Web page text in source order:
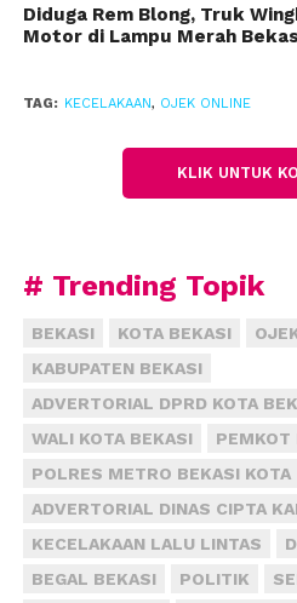
Usai melakukan olah tempat
langsung mengamankan
lebih lanjut oleh penyidik
(fiz)
Diduga Rem Blong, Truk
Motor di Lampu Merah
TAG: KECELAKAAN, OJEK ONLINE
KLIK UNTUK
# Trending Topik
BEKASI KOTA BEKASI
KABUPATEN BEKASI
ADVERTORIAL DPRD KOTA
WALI KOTA BEKASI
PEMKOT
POLRES METRO BEKASI KOTA
ADVERTORIAL DINAS CIPTA
KECELAKAAN LALU LINTAS
BEGAL BEKASI
POLITIK